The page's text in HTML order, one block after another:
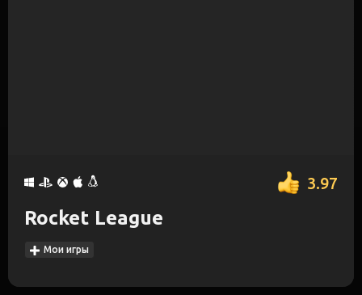
3.97
Rocket League
Мои игры